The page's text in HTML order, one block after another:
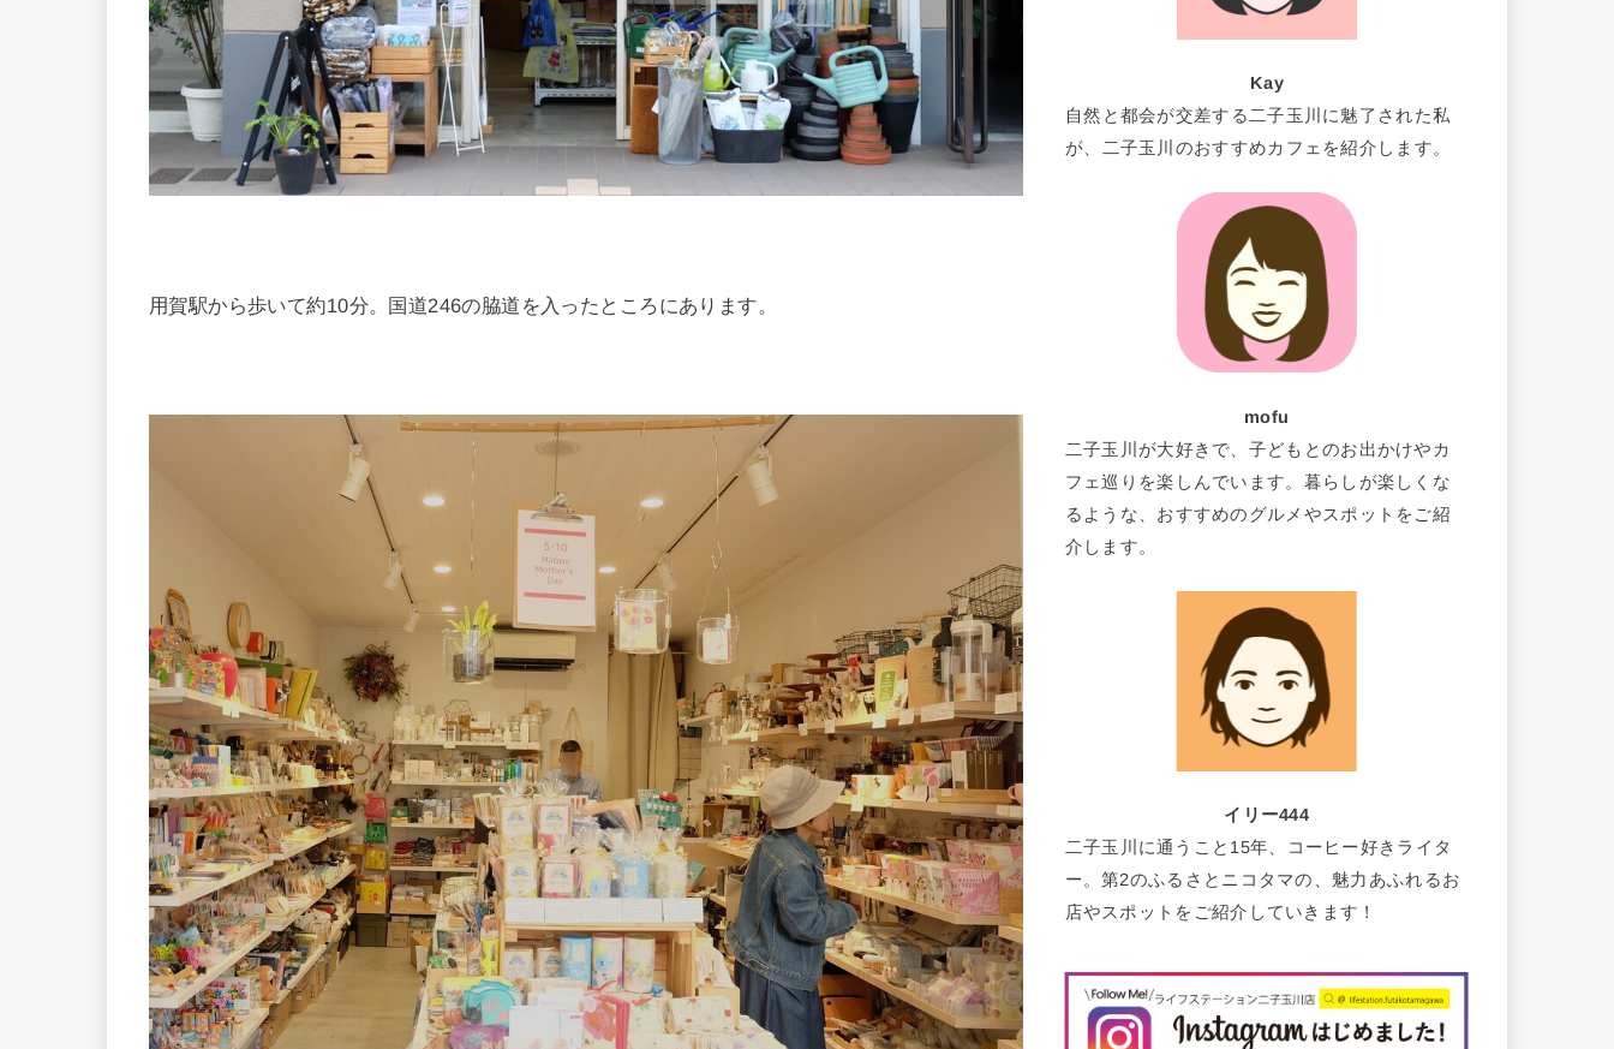
用賀駅から歩いて約10分。国道246の脇道を入ったところにあります。
Kay
自然と都会が交差する二子玉川に魅了された私
が、二子玉川のおすすめカフェを紹介します。
mofu
二子玉川が大好きで、子どもとのお出かけやカ
フェ巡りを楽しんでいます。暮らしが楽しくな
るような、おすすめのグルメやスポットをご紹
介します。
イリー444
二子玉川に通うこと15年、コーヒー好きライタ
ー。第2のふるさとニコタマの、魅力あふれるお
店やスポットをご紹介していきます！